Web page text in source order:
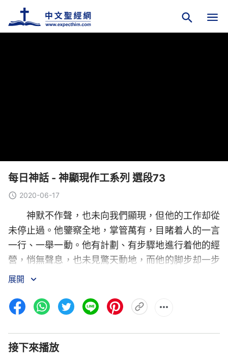
每日神話 - 神顯現作工系列 選段73
2020-06-17
神默不作聲，也未向我們顯現，但他的工作却從
未停止過。他鑒察全地，掌管萬有，目睹着人的一言
一行、一舉一動。他有計劃、有步驟地進行着他的經
營，悄無聲息，也未見驚天動地，而他的脚步却一步
一步逼近人類，以迅雷不及掩耳之勢在宇宙間展開了
何等威嚴的場面，那是何等莊嚴肅穆的景象，那靈猶
慧，他是公義威嚴，帶着權柄、滿載着慈愛憐憫悄悄
地降臨在我們中間。没有人察覺到他的到來，没有人
展開
接下來播放